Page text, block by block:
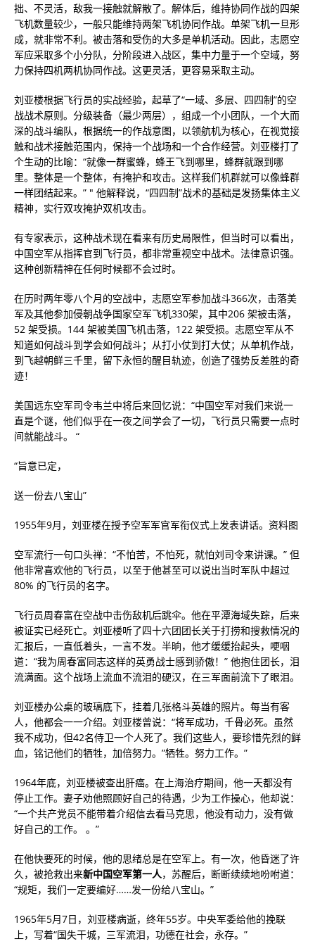
拙、不灵活，敌我一接触就解散了。解体后，维持协同作战的四架
飞机数量较少，一般只能维持两架飞机协同作战。单架飞机一旦形
成，就非常不利。被击落和受伤的大多是单机活动。因此，志愿空
军应采取多个小分队，分阶段进入战区，集中力量于一个空域，努
力保持四机两机协同作战。这更灵活，更容易采取主动。
刘亚楼根据飞行员的实战经验，起草了“一域、多层、四四制”的空
战战术原则。分级装备（最少两层），组成一个小团队，一个大而
深的战斗编队，根据统一的作战意图，以领航机为核心，在视觉接
触和战术接触范围内，保持一个战场和一个合作经营。刘亚楼打了
个生动的比喻：“就像一群蜜蜂，蜂王飞到哪里，蜂群就跟到哪
里。整体是一个整体，有掩护和攻击。这样我们机群就可以像蜂群
一样团结起来。” " 他解释说，“四四制”战术的基础是发扬集体主义
精神，实行双攻掩护双机攻击。
有专家表示，这种战术现在看来有历史局限性，但当时可以看出，
中国空军从指挥官到飞行员，都非常重视空中战术。法律意识强。
这种创新精神在任何时候都不会过时。
在历时两年零八个月的空战中，志愿空军参加战斗366次，击落美
军及其他参加侵朝战争国家空军飞机330架，其中206 架被击落，
52 架受损。144 架被美国飞机击落，122 架受损。志愿空军从不
知道如何战斗到学会如何战斗；从打小仗到打大仗；从单机作战，
到飞越朝鲜三千里，留下永恒的醒目轨迹，创造了强势反差胜的奇
迹！
美国远东空军司令韦兰中将后来回忆说：“中国空军对我们来说一
直是个谜，他们似乎在一夜之间学会了一切，飞行员只需要一点时
间就能战斗。 “
“旨意已定，
送一份去八宝山”
1955年9月，刘亚楼在授予空军军官军衔仪式上发表讲话。资料图
空军流行一句口头禅：“不怕苦，不怕死，就怕刘司令来讲课。” 但
他非常喜欢他的飞行员，以至于他甚至可以说出当时军队中超过
80% 的飞行员的名字。
飞行员周春富在空战中击伤敌机后跳伞。他在平潭海域失踪，后来
被证实已经死亡。刘亚楼听了四十六团团长关于打捞和搜救情况的
汇报后，一直低着头，一言不发。半晌，他才缓缓抬起头，哽咽
道：“我为周春富同志这样的英勇战士感到骄傲！” 他抱住团长，泪
流满面。这个战场上流血不流泪的硬汉，在三军面前流下了眼泪。
刘亚楼办公桌的玻璃底下，挂着几张格斗英雄的照片。每当有客
人，他都会一一介绍。刘亚楼曾说：“将军成功，千骨必死。虽然
我不成功，但42名侍卫一个人死了。我们这些人，要珍惜先烈的鲜
血，铭记他们的牺牲，加倍努力。”牺牲。努力工作。”
1964年底，刘亚楼被查出肝癌。在上海治疗期间，他一天都没有
停止工作。妻子劝他照顾好自己的待遇，少为工作操心，他却说：
“一个共产党员不能带着介绍信去看马克思，他没有动力，没有做
好自己的工作。 。”
在他快要死的时候，他的思绪总是在空军上。有一次，他昏迷了许
久，被抢救出来新中国空军第一人，苏醒后，断断续续地吩咐道：
“规矩，我们一定要编好……发一份给八宝山。”
1965年5月7日，刘亚楼病逝，终年55岁。中央军委给他的挽联
上，写着“国失干城，三军流泪，功德在社会，永存。”